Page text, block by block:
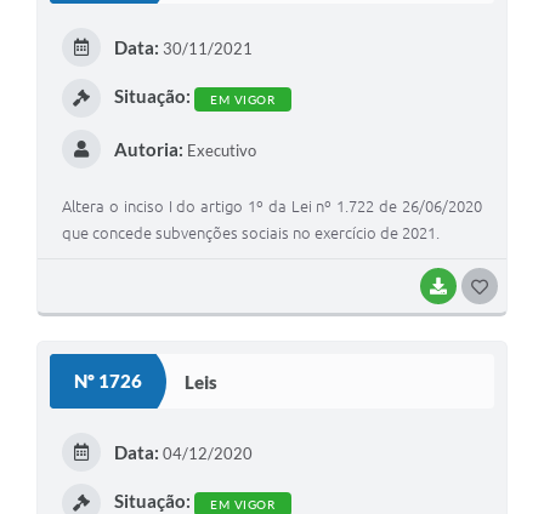
BAIXAR
Data: 30/11/2021
Situação: EM VIGOR
Autoria: Executivo
Altera o inciso I do artigo 1º da Lei nº 1.722 de 26/06/2020
que concede subvenções sociais no exercício de 2021.
Nº 1726 Leis
Data: 04/12/2020
Situação: EM VIGOR